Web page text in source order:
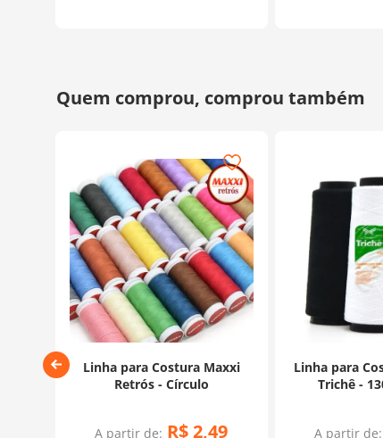
Linha para Costura Maxxi
Retrós - Círculo
A partir de: R$2,49
Linha para
Trichê -
A partir de: